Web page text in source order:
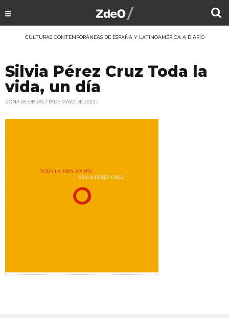
CULTURAS CONTEMPORÁNEAS DE ESPAÑA Y LATINOAMÉRICA A DIARIO
Silvia Pérez Cruz Toda la
vida, un día
ZONA DE OBRAS 19 DE MAYO DE 2023